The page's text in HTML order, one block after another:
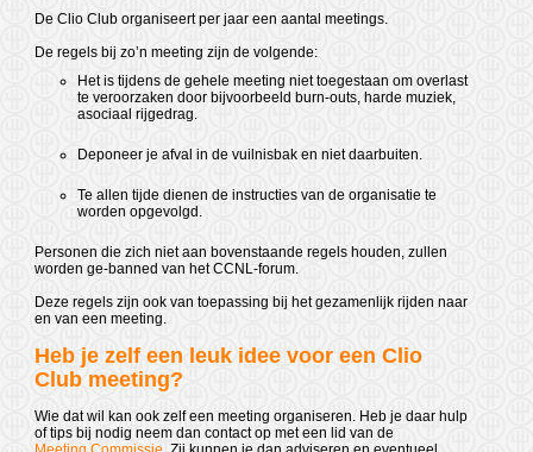
De Clio Club organiseert per jaar een aantal meetings.
De regels bij zo’n meeting zijn de volgende:
Het is tijdens de gehele meeting niet toegestaan om overlast
te veroorzaken door bijvoorbeeld burn-outs, harde muziek,
asociaal rijgedrag.
Deponeer je afval in de vuilnisbak en niet daarbuiten.
Te allen tijde dienen de instructies van de organisatie te
worden opgevolgd.
Personen die zich niet aan bovenstaande regels houden, zullen
worden ge-banned van het CCNL-forum.
Deze regels zijn ook van toepassing bij het gezamenlijk rijden naar
en van een meeting.
Heb je zelf een leuk idee voor een Clio
Club meeting?
Wie dat wil kan ook zelf een meeting organiseren. Heb je daar hulp
of tips bij nodig neem dan contact op met een lid van de